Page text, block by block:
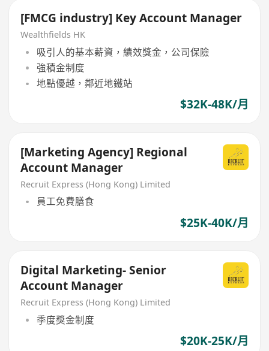
[FMCG industry] Key Account Manager
Wealthfields HK
吸引人的基本薪資，績效獎金，公司保險
強積金制度
地點優越，鄰近地鐵站
$32K-48K/月
[Marketing Agency] Regional
Account Manager
Recruit Express (Hong Kong) Limited
員工免費膳食
$25K-40K/月
Digital Marketing- Senior
Account Manager
Recruit Express (Hong Kong) Limited
季度獎金制度
$20K-25K/月